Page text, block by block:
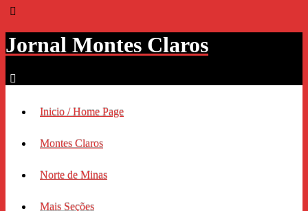
Jornal Montes Claros
Inicio / Home Page
Montes Claros
Norte de Minas
Mais Seções